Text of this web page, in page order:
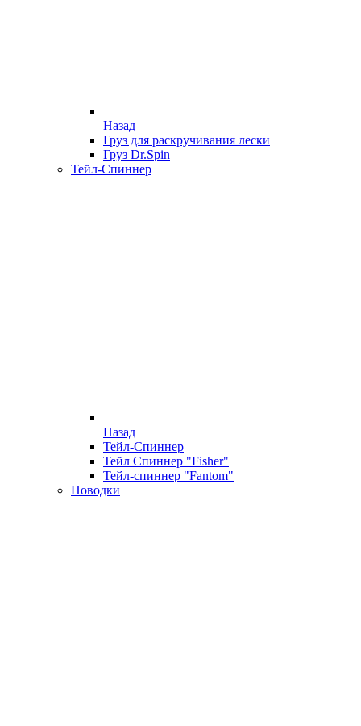
Назад
Груз для раскручивания лески
Груз Dr.Spin
Тейл-Спиннер
Назад
Тейл-Спиннер
Тейл Спиннер "Fisher"
Тейл-спиннер "Fantom"
Поводки